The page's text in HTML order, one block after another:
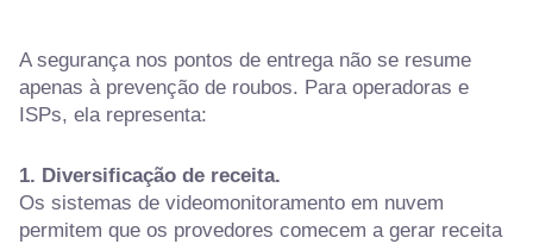
A segurança nos pontos de entrega não se resume
apenas à prevenção de roubos. Para operadoras e
ISPs, ela representa:
1. Diversificação de receita.
Os sistemas de videomonitoramento em nuvem
permitem que os provedores comecem a gerar receita